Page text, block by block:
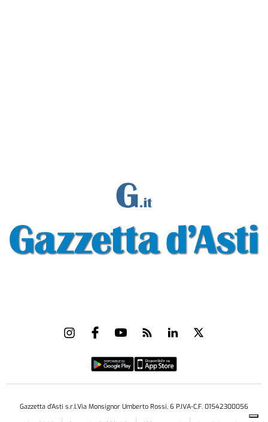
Gazzetta d'Asti s.r.l.Via Monsignor Umberto Rossi, 6 P.IVA-C.F. 01542300056